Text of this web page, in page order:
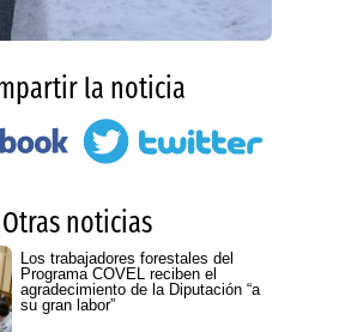
la noticia
Otras noticias
Los trabajadores forestales del
Programa COVEL reciben el
agradecimiento de la Diputación “a
su gran labor”